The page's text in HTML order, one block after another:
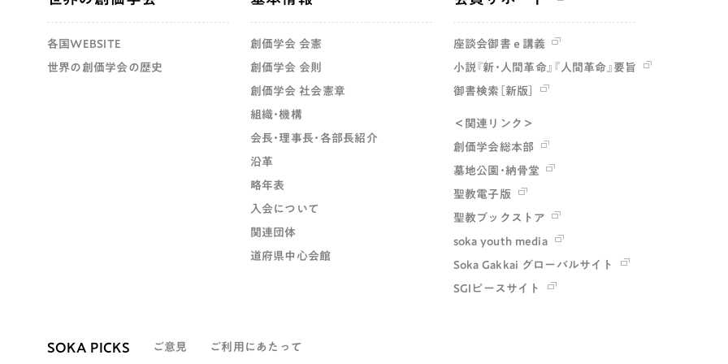
各国WEBSITE
世界の創価学会の歴史
創価学会 会憲
創価学会 会則
創価学会 社会憲章
組織・機構
会長・理事長・各部長紹介
沿革
略年表
入会について
関連団体
道府県中心会館
座談会御書ｅ講義
小説『新・人間革命』『人間革命』要旨
御書検索［新版］
＜関連リンク＞
創価学会総本部
墓地公園・納骨堂
聖教電子版
聖教ブックストア
soka youth media
Soka Gakkai グローバルサイト
SGIピースサイト
SOKA PICKS ご意見 ご利用にあたって